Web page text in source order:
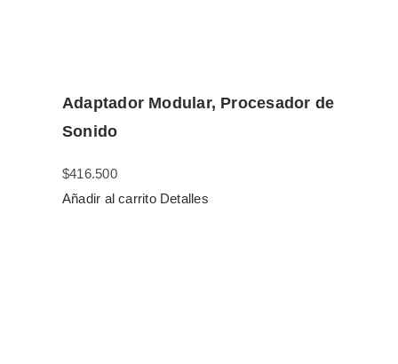
Adaptador Modular, Procesador de
Sonido
$416.500
Añadir al carrito Detalles